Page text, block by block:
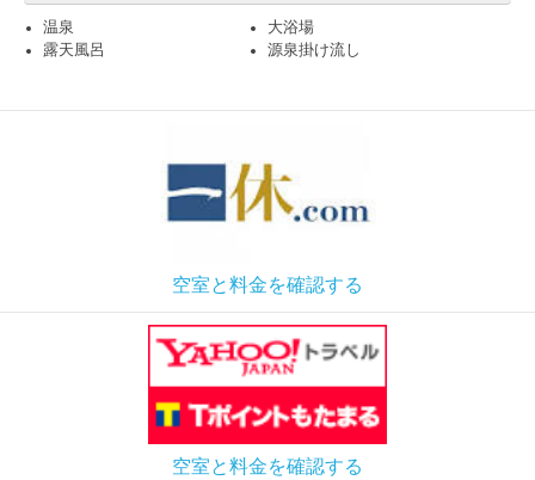
温泉
大浴場
露天風呂
源泉掛け流し
空室と料金を確認する
空室と料金を確認する